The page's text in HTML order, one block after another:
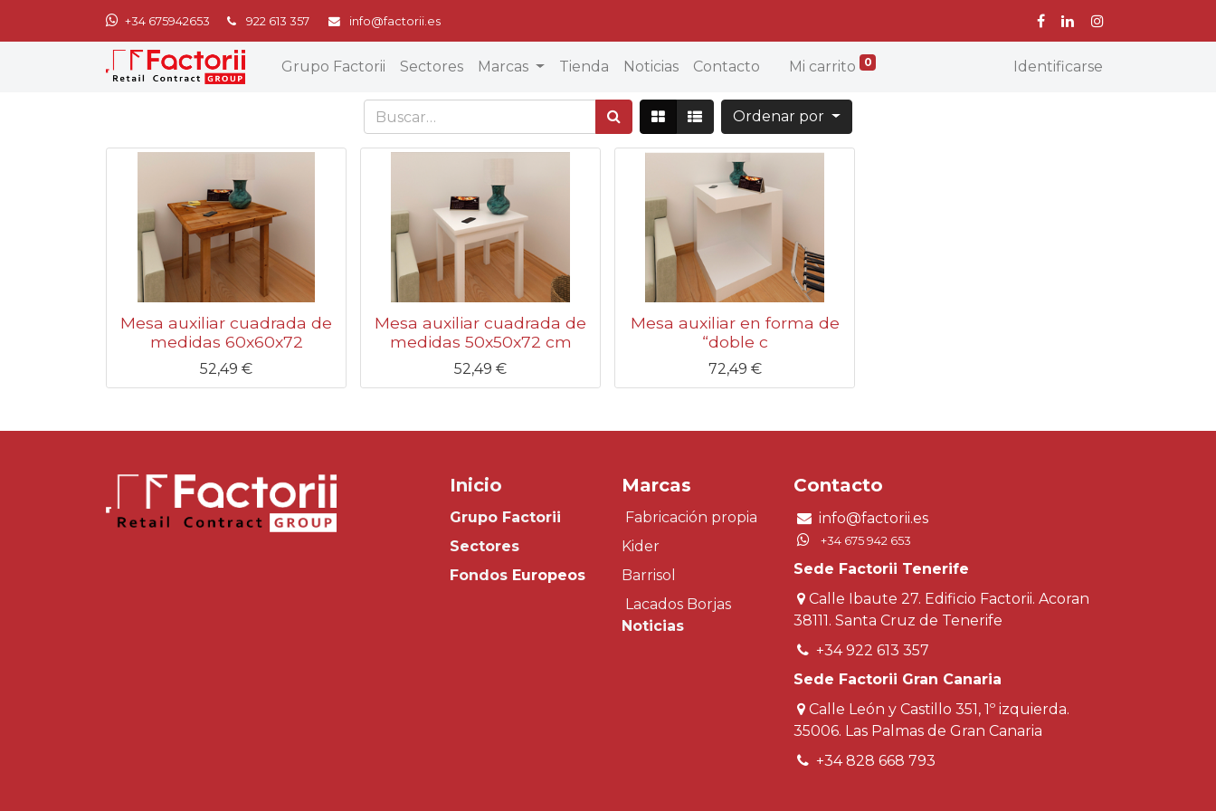
+34 675942653 922 613 357 info@factorii.es
Grupo Factorii Sectores Marcas Tienda Noticias Contacto Mi carrito 0 Identificarse
Ordenar por
Mesa auxiliar cuadrada de
medidas 60x60x72
52,49 €
Mesa auxiliar cuadrada de
medidas 50x50x72 cm
52,49 €
Mesa auxiliar en forma de
“doble c
72,49 €
Inicio
Grupo Factorii
Sectores
Fondos Europeos
Marcas
Fabricación propia
Kider
Barrisol
Lacados Borjas
Noticias
Contacto
info@factorii.es
+34 675 942 653
Sede Factorii Tenerife
Calle Ibaute 27. Edificio Factorii. Acoran
38111. Santa Cruz de Tenerife
+34 922 613 357
Sede Factorii Gran Canaria
Calle León y Castillo 351, 1º izquierda.
35006. Las Palmas de Gran Canaria
+34 828 668 793